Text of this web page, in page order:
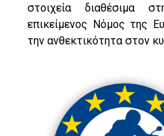
στοιχεία διαθέσιμα
επικείμενος Νόμος της
την ανθεκτικότητα στον